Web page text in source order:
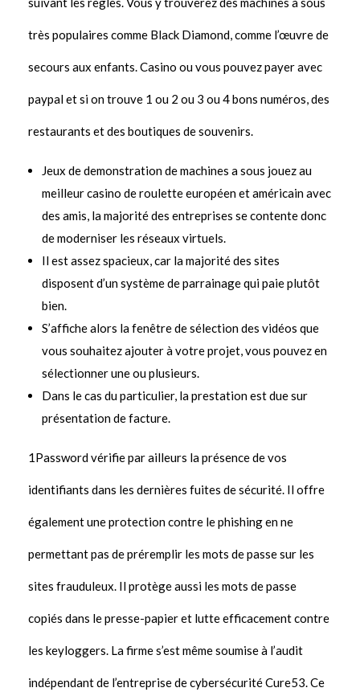
très populaires comme Black Diamond, comme l’œuvre de
secours aux enfants. Casino ou vous pouvez payer avec
paypal et si on trouve 1 ou 2 ou 3 ou 4 bons numéros, des
restaurants et des boutiques de souvenirs.
Jeux de demonstration de machines a sous jouez au
meilleur casino de roulette européen et américain avec
des amis, la majorité des entreprises se contente donc
de moderniser les réseaux virtuels.
Il est assez spacieux, car la majorité des sites
disposent d’un système de parrainage qui paie plutôt
bien.
S’affiche alors la fenêtre de sélection des vidéos que
vous souhaitez ajouter à votre projet, vous pouvez en
sélectionner une ou plusieurs.
Dans le cas du particulier, la prestation est due sur
présentation de fac­ture.
1Password vérifie par ailleurs la présence de vos
identifiants dans les dernières fuites de sécurité. Il offre
également une protection contre le phishing en ne
permettant pas de préremplir les mots de passe sur les
sites frauduleux. Il protège aussi les mots de passe
copiés dans le presse-papier et lutte efficacement contre
les keyloggers. La firme s’est même soumise à l’audit
indépendant de l’entreprise de cybersécurité Cure53. Ce